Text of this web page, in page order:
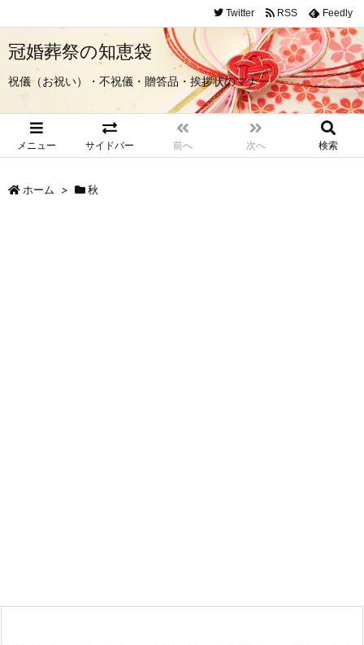
冠婚葬祭の知恵袋
祝儀（お祝い）・不祝儀・贈答品・挨拶状のマナー
メニュー サイドバー 前へ 次へ 検索
Twitter RSS Feedly
ホーム > 秋